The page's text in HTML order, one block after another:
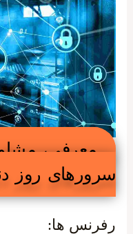
معرفی،
سرورهای روز
رفرنس ها: